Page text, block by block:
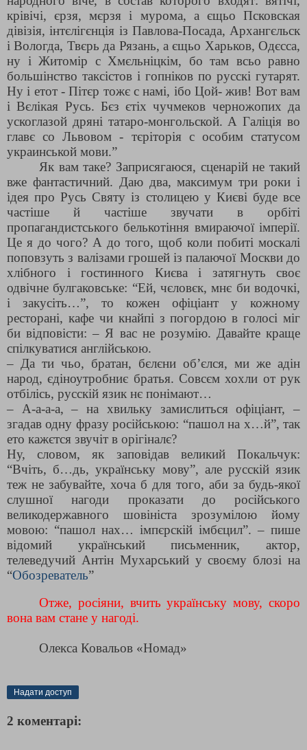
крівічі, єрзя, мєрзя і мурома, а єщьо Псковская
дівізія, інтєлігєнція із Павлова-Посада, Архангєльск
і Вологда, Твєрь да Рязань, а єщьо Харьков, Одєсса,
ну і Житомір с Хмєльніцкім, бо там всьо равно
большінство таксістов і гопніков по русскі гутарят.
Ну і етот - Пітєр тожє с намі, ібо Цой- жив! Вот вам
і Вєлікая Русь. Бєз єтіх чучмеков черножопих да
ускоглазой дряні татаро-монгольской. А Галіція во
главє со Львовом - тєріторія с особим статусом
украинськой мови.”
Як вам таке? Заприсягаюся, сценарій не такий
вже фантастичний. Даю два, максимум три роки і
ідея про Русь Святу із столицею у Києві буде все
частіше й частіше звучати в орбіті
пропагандистського белькотіння вмираючої імперії.
Це я до чого? А до того, щоб коли побиті москалі
поповзуть з валізами грошей із палаючої Москви до
хлібного і гостинного Києва і затягнуть своє
одвічне булгаковське: “Ей, чєловєк, мнє би водочкі,
і закусіть…”, то кожен офіціант у кожному
ресторані, кафе чи кнайпі з погордою в голосі міг
би відповісти: – Я вас не розумію. Давайте краще
спілкуватися англійською.
– Да ти чьо, братан, бєлєни об’єлся, ми же адін
народ, єдіноутробниє братья. Совсєм хохли от рук
отбілісь, русскій язик нє понімают…
– А-а-а-а, – на хвильку замислиться офіціант, –
згадав одну фразу російською: “пашол на х…й”, так
ето кажєтся звучіт в орігіналє?
Ну, словом, як заповідав великий Покальчук:
“Вчіть, б…дь, українську мову”, але русскій язик
теж не забувайте, хоча б для того, аби за будь-якої
слушної нагоди проказати до російського
великодержавного шовініста зрозумілою йому
мовою: “пашол нах… імпєрскій імбєцил”. – пише
відомий український письменник, актор,
телеведучий Антін Мухарський у своєму блозі на
“Обозреватель”
Отже, росіяни, вчить українську мову, скоро
вона вам стане у нагоді.
Олекса Ковальов «Номад»
Надати доступ
2 коментарі: